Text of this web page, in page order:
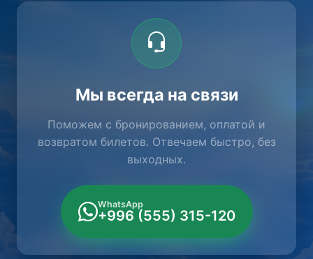
Мы всегда на связи
Поможем с бронированием, оплатой и
возвратом билетов. Отвечаем быстро, без
выходных.
WhatsApp
+996 (555) 315-120